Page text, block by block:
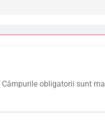
Câmpurile obligatorii sunt